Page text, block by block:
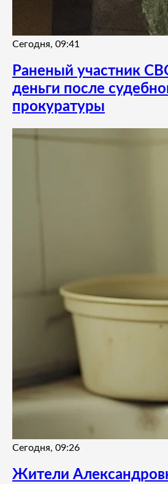
Сегодня, 09:41
Раненый участник
деньги после
прокуратуры
Сегодня, 09:26
Жители